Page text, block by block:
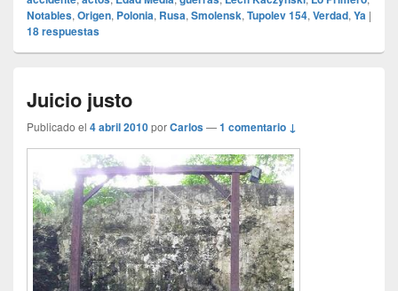
Notables,Origen, Polonia, Rusa,Smolensk,Tupolev 154,Verdad,Ya |
18respuestas
Juicio justo
Publicado el 4 abril 2010porCarlos—1 comentario ↓